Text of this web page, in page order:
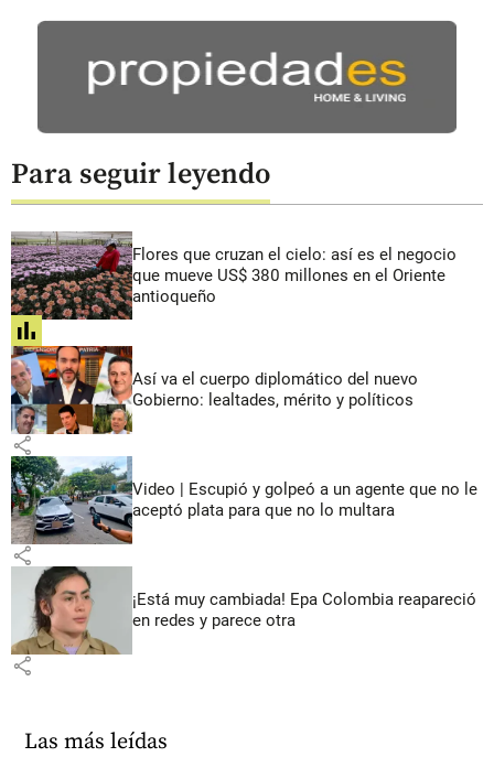
Para seguir leyendo
Flores que cruzan el cielo: así es el negocio
que mueve US$ 380 millones en el Oriente
antioqueño
share
Así va el cuerpo diplomático del nuevo
Gobierno: lealtades, mérito y políticos
share
Video | Escupió y golpeó a un agente que no le
aceptó plata para que no lo multara
share
¡Está muy cambiada! Epa Colombia reapareció
en redes y parece otra
share
Las más leídas